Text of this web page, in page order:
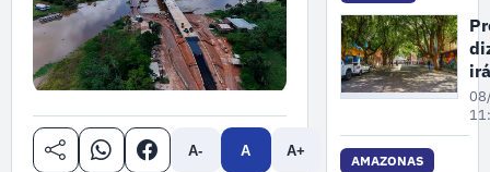
A- A A+
e
irá
AMAZONAS